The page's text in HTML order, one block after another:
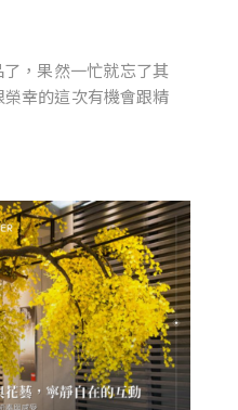
，果然一忙就忘了其
幸的這次有機會跟精